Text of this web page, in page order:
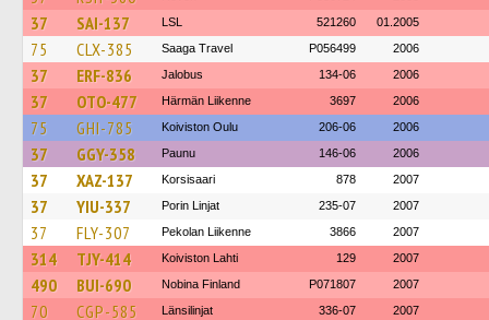
37 SAI-137 LSL 521260 01.2005
75 CLX-385 Saaga Travel P056499 2006
37 ERF-836 Jalobus 134-06 2006
37 OTO-477 Härmän Liikenne 3697 2006
75 GHI-785 Koiviston Oulu 206-06 2006
37 GGY-358 Paunu 146-06 2006
37 XAZ-137 Korsisaari 878 2007
37 YIU-337 Porin Linjat 235-07 2007
37 FLY-307 Pekolan Liikenne 3866 2007
314 TJY-414 Koiviston Lahti 129 2007
490 BUI-690 Nobina Finland P071807 2007
70 CGP-585 Länsilinjat 336-07 2007